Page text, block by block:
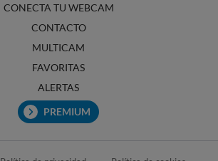
CONECTA TU WEBCAM
CONTACTO
MULTICAM
FAVORITAS
ALERTAS
PREMIUM